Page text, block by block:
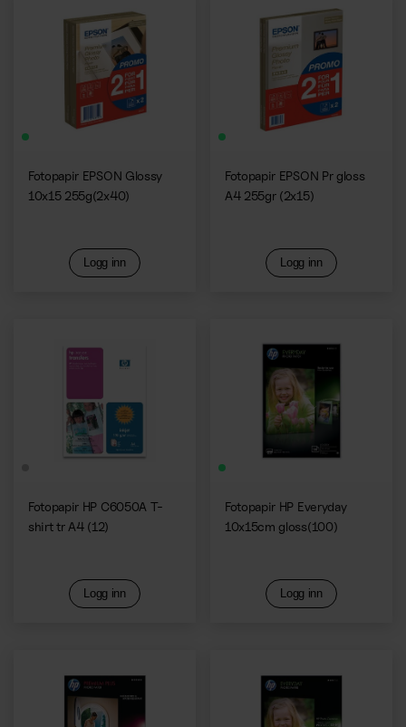
Fotopapir EPSON Glossy
10x15 255g(2x40)
Logg inn
Fotopapir EPSON Pr gloss
A4 255gr (2x15)
Logg inn
Fotopapir HP C6050A T-
shirt tr A4 (12)
Logg inn
Fotopapir HP Everyday
10x15cm gloss(100)
Logg inn